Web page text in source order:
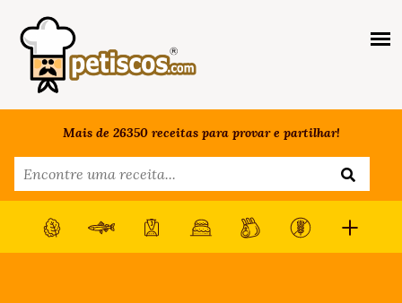
Mais de 26350 receitas para provar e partilhar!